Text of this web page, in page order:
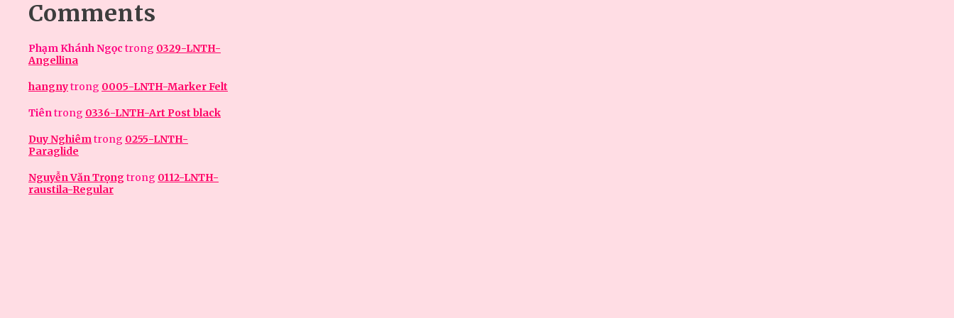
Comments
Phạm Khánh Ngọc trong 0329-LNTH-
Angellina
hangnytrong 0005-LNTH-Marker Felt
Tiêntrong 0336-LNTH-Art Post black
Duy Nghiêmtrong 0255-LNTH-
Paraglide
Nguyễn Văn Trọngtrong 0112-LNTH-
raustila-Regular